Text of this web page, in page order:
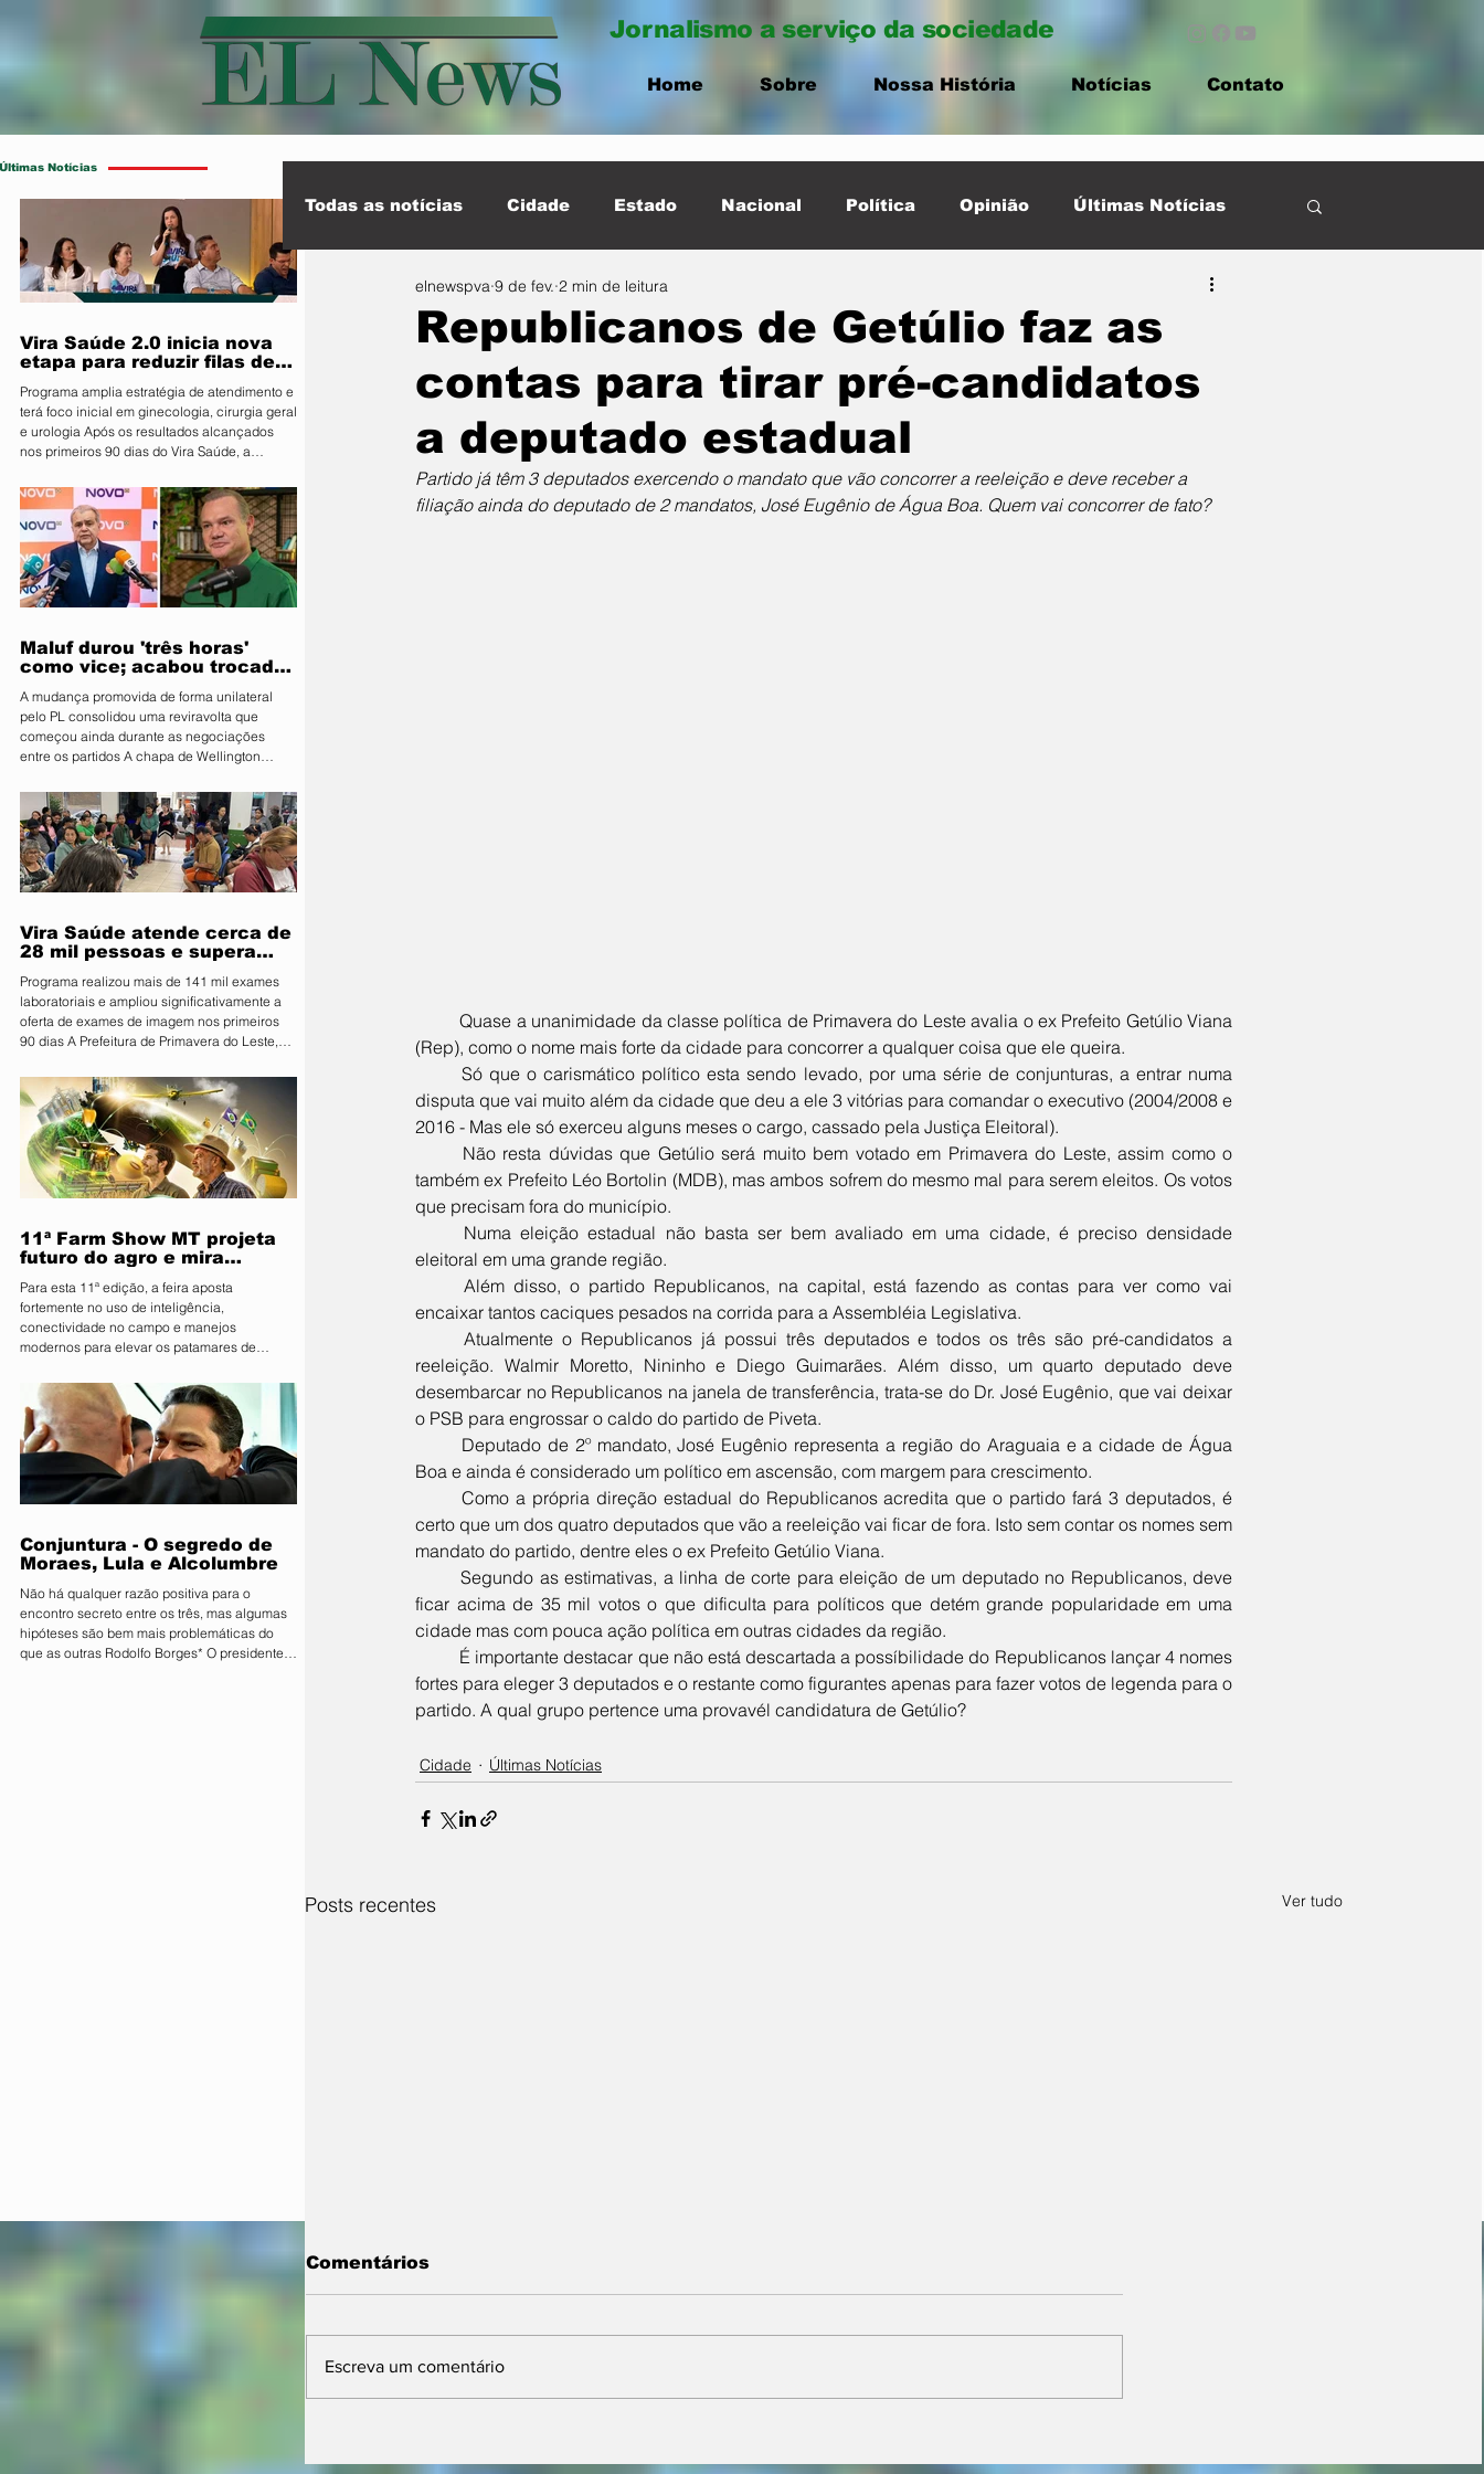
Jornalismo a serviço da sociedade
Home Sobre Nossa História Notícias Contato
Últimas Notícias
Vira Saúde 2.0 inicia nova
etapa para reduzir filas de
Programa amplia estratégia de atendimento e
terá foco inicial em ginecologia, cirurgia geral
e urologia Após os resultados alcançados
nos primeiros 90 dias do Vira Saúde, a
Secretaria Municipal de Saúde, anunciou
uma nova etapa do programa: o Vira Saúde
2.0. A nova fase terá como principal objetivo
reduzir e eliminar filas de cirurgias eletivas
em três áreas prioritárias: ginecologia,
cirurgia geral e urologia. Os atendimentos
Maluf durou 'três horas'
como vice; acabou trocado
A mudança promovida de forma unilateral
pelo PL consolidou uma reviravolta que
começou ainda durante as negociações
entre os partidos A chapa de Wellington
diferentes para a vice em um intervalo de
pouco mais de três horas na noite de quinta-
feira (6). O Partido Novo, entidade coligada
com o PL, registrou às 19h37 uma ata com
Marcelo Maluf (Novo) na vaga. No entanto, às
22h55, o PL apresentou uma nova
Vira Saúde atende cerca de
28 mil pessoas e supera
laboratoriais em Primavera
Programa realizou mais de 141 mil exames
laboratoriais e ampliou significativamente a
oferta de exames de imagem nos primeiros
90 dias A Prefeitura de Primavera do Leste,
apresentou nesta sexta-feira (07) os
resultados dos primeiros 90 dias do programa
Vira Saúde. Ao todo, aproximadamente 28 mil
pessoas foram beneficiadas pelas ações
realizadas no período. Durante os primeiros
três meses, foram realizados 141.574 exames
laboratoria
11ª Farm Show MT projeta
futuro do agro e mira
sociedade
Para esta 11ª edição, a feira aposta
fortemente no uso de inteligência,
conectividade no campo e manejos
modernos para elevar os patamares de
Primavera do Leste deu o pontapé inicial para
uma das maiores vitrines tecnológicas do
Centro-Oeste. A organização lançou
oficialmente a 11ª edição da Farm Show MT.
Consolidada como um ambiente de negócios
que movimenta quantias milionárias, a feira
traz como principal bandeira o lema
Conjuntura - O segredo de
Moraes, Lula e Alcolumbre
Não há qualquer razão positiva para o
encontro secreto entre os três, mas algumas
hipóteses são bem mais problemáticas do
que as outras Rodolfo Borges* O presidente
Todas as notícias Cidade Estado Nacional Política Opinião Últimas Notícias
Esporte Internacional Destaque Cidade
Republicanos de Getúlio faz as
contas para tirar pré-candidatos
a deputado estadual
elnewspva 9 de fev. 2 min de leitura
Partido já têm 3 deputados exercendo o mandato que vão concorrer a reeleição e deve receber a
filiação ainda do deputado de 2 mandatos, José Eugênio de Água Boa. Quem vai concorrer de fato?
	Quase a unanimidade da classe política de Primavera do Leste avalia o ex Prefeito Getúlio Viana
(Rep), como o nome mais forte da cidade para concorrer a qualquer coisa que ele queira.
	Só que o carismático político esta sendo levado, por uma série de conjunturas, a entrar numa
disputa que vai muito além da cidade que deu a ele 3 vitórias para comandar o executivo (2004/2008 e
2016 - Mas ele só exerceu alguns meses o cargo, cassado pela Justiça Eleitoral).
também ex Prefeito Léo Bortolin (MDB), mas ambos sofrem do mesmo mal para serem eleitos. Os votos
que precisam fora do município.
eleitoral em uma grande região.
encaixar tantos caciques pesados na corrida para a Assembléia Legislativa.
reeleição. Walmir Moretto, Nininho e Diego Guimarães. Além disso, um quarto deputado deve
desembarcar no Republicanos na janela de transferência, trata-se do Dr. José Eugênio, que vai deixar
o PSB para engrossar o caldo do partido de Piveta.
Boa e ainda é considerado um político em ascensão, com margem para crescimento.
certo que um dos quatro deputados que vão a reeleição vai ficar de fora. Isto sem contar os nomes sem
mandato do partido, dentre eles o ex Prefeito Getúlio Viana.
	Segundo as estimativas, a linha de corte para eleição de um deputado no Republicanos, deve
ficar acima de 35 mil votos o que dificulta para políticos que detém grande popularidade em uma
cidade mas com pouca ação política em outras cidades da região.
fortes para eleger 3 deputados e o restante como figurantes apenas para fazer votos de legenda para o
partido. A qual grupo pertence uma provavél candidatura de Getúlio?
Cidade Últimas Notícias
Posts recentes Ver tudo
Comentários
Escreva um comentário